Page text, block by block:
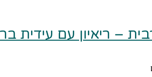
– ריאיון עם עידית